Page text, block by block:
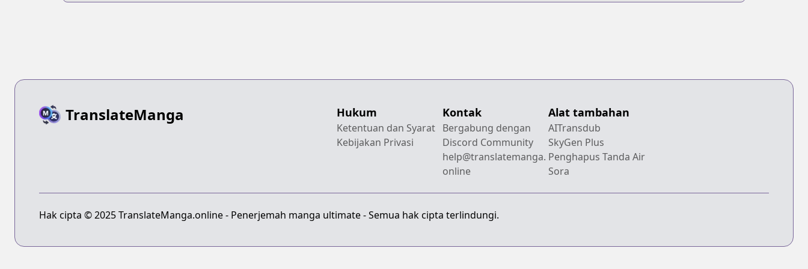
TranslateManga Hukum
Ketentuan dan Syarat
Kebijakan Privasi
Kontak
Bergabung dengan
Discord Community
help@translatemanga.
online
Alat tambahan
AITransdub
SkyGen Plus
Penghapus Tanda Air
Sora
Hak cipta © 2025 TranslateManga.online - Penerjemah manga ultimate - Semua hak cipta terlindungi.